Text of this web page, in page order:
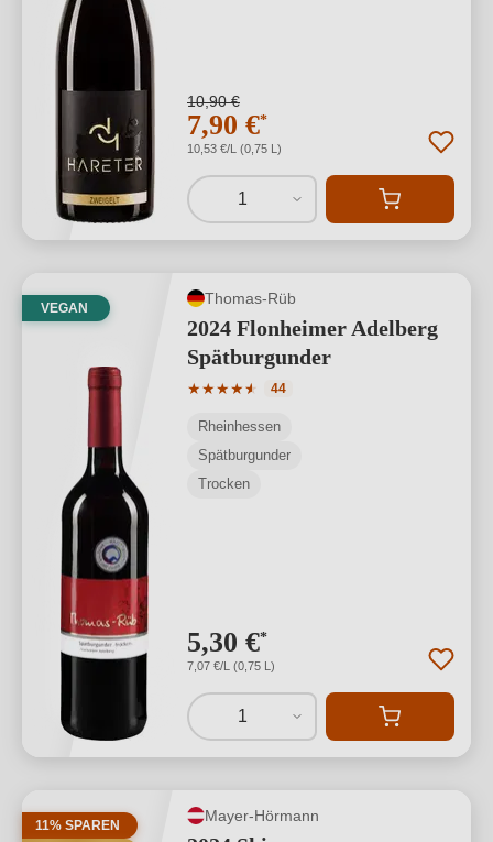
10,90 €
7,90 €*
10,53 €/L (0,75 L)
1
VEGAN
Thomas-Rüb
2024 Flonheimer Adelberg
Spätburgunder
★★★★★
★
Durchschnittliche Bewertung von 4.89
44
Rheinhessen
Spätburgunder
Trocken
5,30 €*
7,07 €/L (0,75 L)
1
11% SPAREN
Mayer-Hörmann